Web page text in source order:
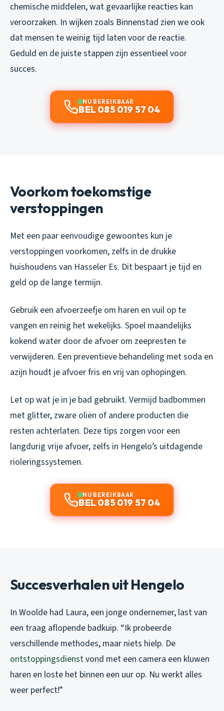
chemische middelen, wat gevaarlijke reacties kan
veroorzaken. In wijken zoals Binnenstad zien we ook
dat mensen te weinig tijd laten voor de reactie.
Geduld en de juiste stappen zijn essentieel voor
succes.
NU BEREIKBAAR
BEL 085 019 57 04
Voorkom toekomstige
verstoppingen
Met een paar eenvoudige gewoontes kun je
verstoppingen voorkomen, zelfs in de drukke
huishoudens van Hasseler Es. Dit bespaart je tijd en
geld op de lange termijn.
Gebruik een afvoerzeefje om haren en vuil op te
vangen en reinig het wekelijks. Spoel maandelijks
kokend water door de afvoer om zeepresten te
verwijderen. Een preventieve behandeling met soda en
azijn houdt je afvoer fris en vrij van ophopingen.
Let op wat je in je bad gebruikt. Vermijd badbommen
met glitter, zware oliën of andere producten die
resten achterlaten. Deze tips zorgen voor een
langdurig vrije afvoer, zelfs in Hengelo’s uitdagende
rioleringssystemen.
NU BEREIKBAAR
BEL 085 019 57 04
Succesverhalen uit Hengelo
In Woolde had Laura, een jonge ondernemer, last van
een traag aflopende badkuip. “Ik probeerde
verschillende methodes, maar niets hielp. De
ontstoppingsdienstvond met een camera een kluwen
haren en loste het binnen een uur op. Nu werkt alles
weer perfect!”